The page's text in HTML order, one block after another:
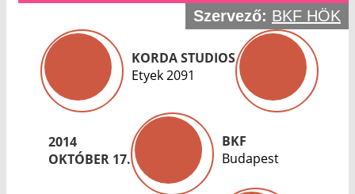
Szervező: BKF HÖK
KORDA STUDIOS
Etyek 2091
2014
OKTÓBER 17.
BKF
Budapest